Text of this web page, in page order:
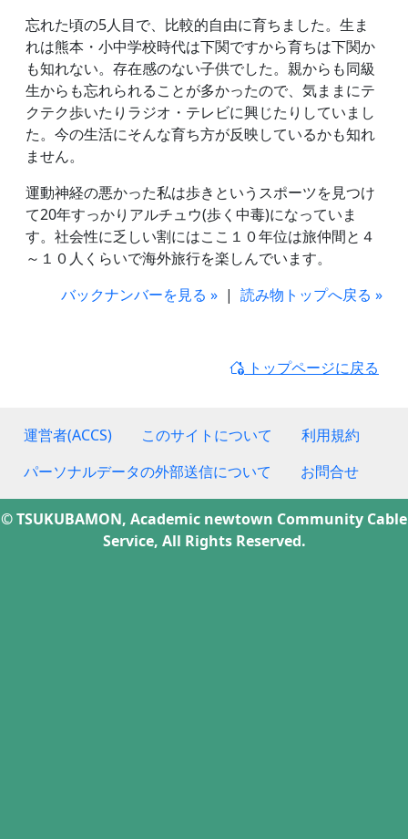
忘れた頃の5人目で、比較的自由に育ちました。生ま
れは熊本・小中学校時代は下関ですから育ちは下関か
も知れない。存在感のない子供でした。親からも同級
生からも忘れられることが多かったので、気ままにテ
クテク歩いたりラジオ・テレビに興じたりしていまし
た。今の生活にそんな育ち方が反映しているかも知れ
ません。
運動神経の悪かった私は歩きというスポーツを見つけ
て20年すっかりアルチュウ(歩く中毒)になっていま
す。社会性に乏しい割にはここ１０年位は旅仲間と４
～１０人くらいで海外旅行を楽しんでいます。
バックナンバーを見る » | 読み物トップへ戻る »
トップページに戻る
運営者(ACCS) このサイトについて
利用規約
パーソナルデータの外部送信について
お問合せ
© TSUKUBAMON, Academic newtown Community Cable
Service, All Rights Reserved.